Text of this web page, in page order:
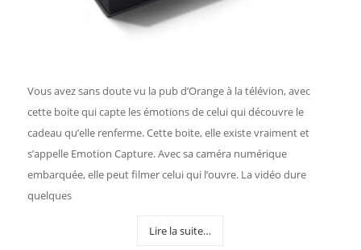
Vous avez sans doute vu la pub d’Orange à la télévion, avec
cette boite qui capte les émotions de celui qui découvre le
cadeau qu’elle renferme. Cette boite, elle existe vraiment et
s’appelle Emotion Capture. Avec sa caméra numérique
embarquée, elle peut filmer celui qui l’ouvre. La vidéo dure
quelques
Lire la suite…